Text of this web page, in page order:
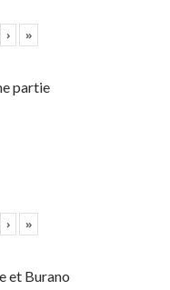
› »
partie
› »
et Burano